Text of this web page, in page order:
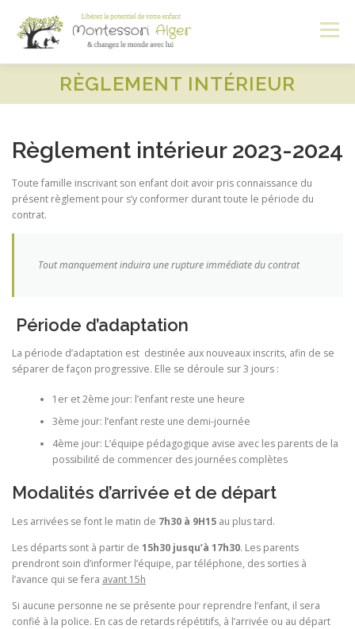
contenu
Menu
ACCUEIL A PROPOS PROGRAMMES
ADMISSION CONNEXION
RÈGLEMENT INTÉRIEUR
Règlement intérieur 2023-2024
Toute famille inscrivant son enfant doit avoir pris connaissance du
présent règlement pour s’y conformer durant toute le période du
contrat.
Tout manquement induira une rupture immédiate du contrat
Période d’adaptation
La période d’adaptation est destinée aux nouveaux inscrits, afin de se
séparer de façon progressive. Elle se déroule sur 3 jours :
1er et 2ème jour: l’enfant reste une heure
3ème jour: l’enfant reste une demi-journée
4ème jour: L’équipe pédagogique avise avec les parents de la
possibilité de commencer des journées complètes
Modalités d’arrivée et de départ
Les arrivées se font le matin de 7h30 à 9H15 au plus tard.
Les départs sont à partir de 15h30 jusqu’à 17h30. Les parents
prendront soin d’informer l’équipe, par téléphone, des sorties à
l’avance qui se fera avant 15h
Si aucune personne ne se présente pour reprendre l’enfant, il sera
confié à la police. En cas de retards répétitifs, à l’arrivée ou au départ